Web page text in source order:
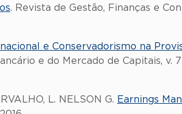
. Revista de Gestão, Finanças e
e Conservadorismo na
e do Mercado de Capitais, v.
L. NELSON G. Earnings